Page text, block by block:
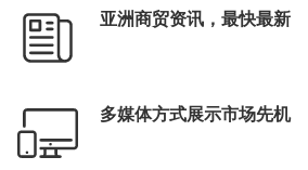
亚洲商贸资讯，最快最新
多媒体方式展示市场先机